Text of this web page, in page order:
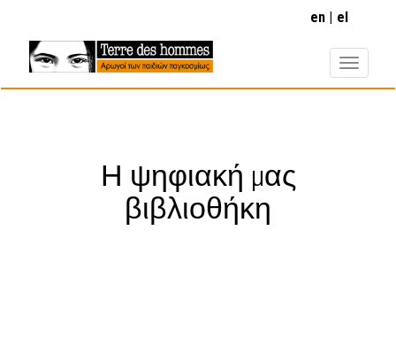
κυρίως
en el
Η ψηφιακή μας
βιβλιοθήκη